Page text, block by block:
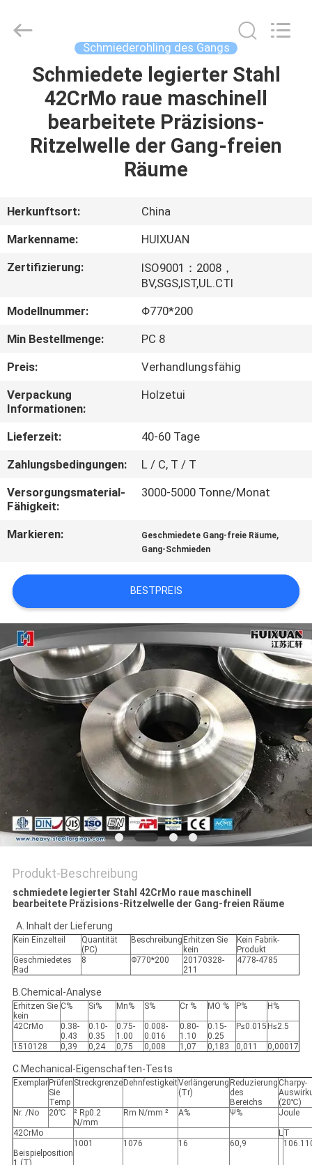
HAUS
PRODUKTE
ÜBER
UNS
FABRIK-
QUALITÄTSKONTROLLE
SITEMAP
PRIVACY
POLICY
ENERGY
EQUIPMENT
Schmiederohling des Gangs
Schmiedete legierter Stahl
42CrMo raue maschinell
bearbeitete Präzisions-
Ritzelwelle der Gang-freien
Räume
Herkunftsort:
China
Markenname:
HUIXUAN
Zertifizierung:
ISO9001：2008，
BV,SGS,IST,UL.CTI
Modellnummer:
Φ770*200
Min Bestellmenge:
PC 8
Preis:
Verhandlungsfähig
Verpackung
Informationen:
Holzetui
Lieferzeit:
40-60 Tage
Zahlungsbedingungen:
L / C, T / T
Versorgungsmaterial-
Fähigkeit:
3000-5000 Tonne/Monat
Markieren: Geschmiedete Gang-freie Räume,
Gang-Schmieden
BESTPREIS
Produkt-Beschreibung
schmiedete legierter Stahl 42CrMo raue maschinell
bearbeitete Präzisions-Ritzelwelle der Gang-freien Räume
Inhalt der Lieferung
Kein Einzelteil
Quantität
(PC)
Beschreibung Erhitzen Sie
kein
Kein Fabrik-
Produkt
Geschmiedetes
Rad
8 Φ770*200
20170328-
211
4778-4785
B.Chemical-Analyse
Erhitzen Sie
kein
C% Si% Mn% S% Cr % MO % P% H%
42CrMo
0.38-
0.43
0.10-
0.35
0.75-
1.00
0.008-
0.016
0.80-
1.10
0.15-
0.25
P≤0.015 H≤2.5
1510128 0,39 0,24 0,75 0,008 1,07 0,183 0,011 0,00017
C.Mechanical-Eigenschaften-Tests
Exemplar Prüfen
Sie
Temp
Streckgrenze DehnfestigkeitVerlängerung
(Tr)
Reduzierung
des
Bereichs
Charpy-
(20℃)
Nr. /No
20℃
² Rp0.2
N/mm
Rm N/mm ² A% Ψ% Joule
42CrMo LT
Beispielposition
1001 1076 16 60,9